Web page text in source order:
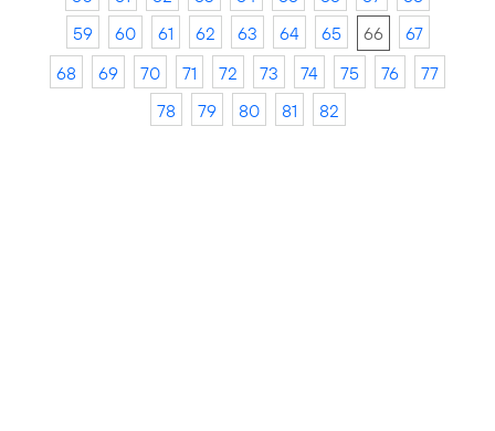
59
60 61 62 63 64 65 66
67
68
69 70 71 72 73 74 75 76
77
78
79 80 81 82